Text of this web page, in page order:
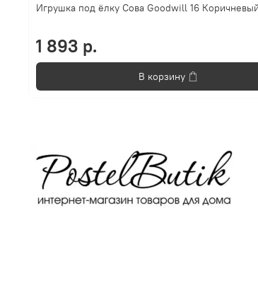
Игрушка под ёлку Сова Goodwill 16 Коричневый
1 893 р.
В корзину